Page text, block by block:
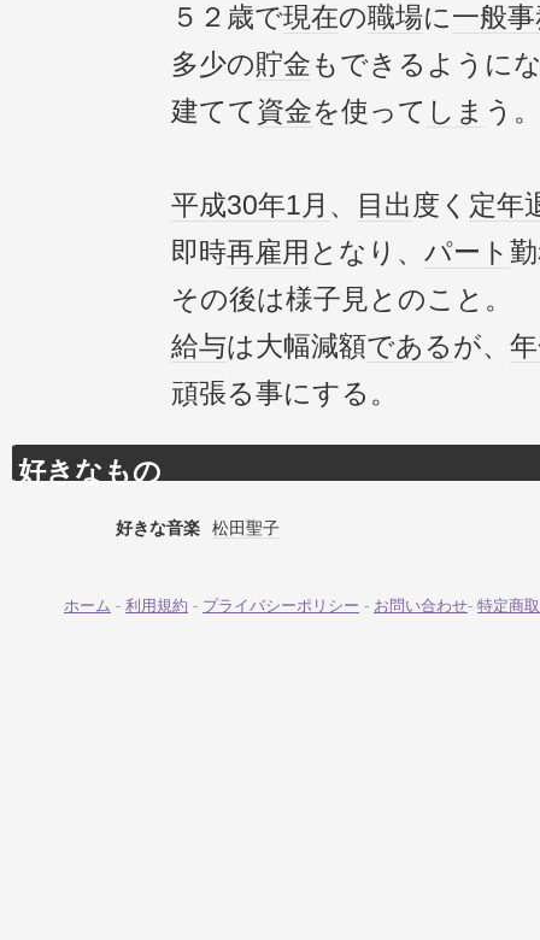
５２歳で現在の職場に一般
多少の貯金もできるように
建てて 資金を使って しま う。
平成30年1月 、 目出度く 定年
即時再雇用 となり、 パート
その後は様子見とのこと。
給与は大幅減額であるが、
頑張る事にする。
好きなもの
好きな音楽 松田聖子
ホーム - 利用規約 - プライバシーポリシー - お問い合わせ- 特定商